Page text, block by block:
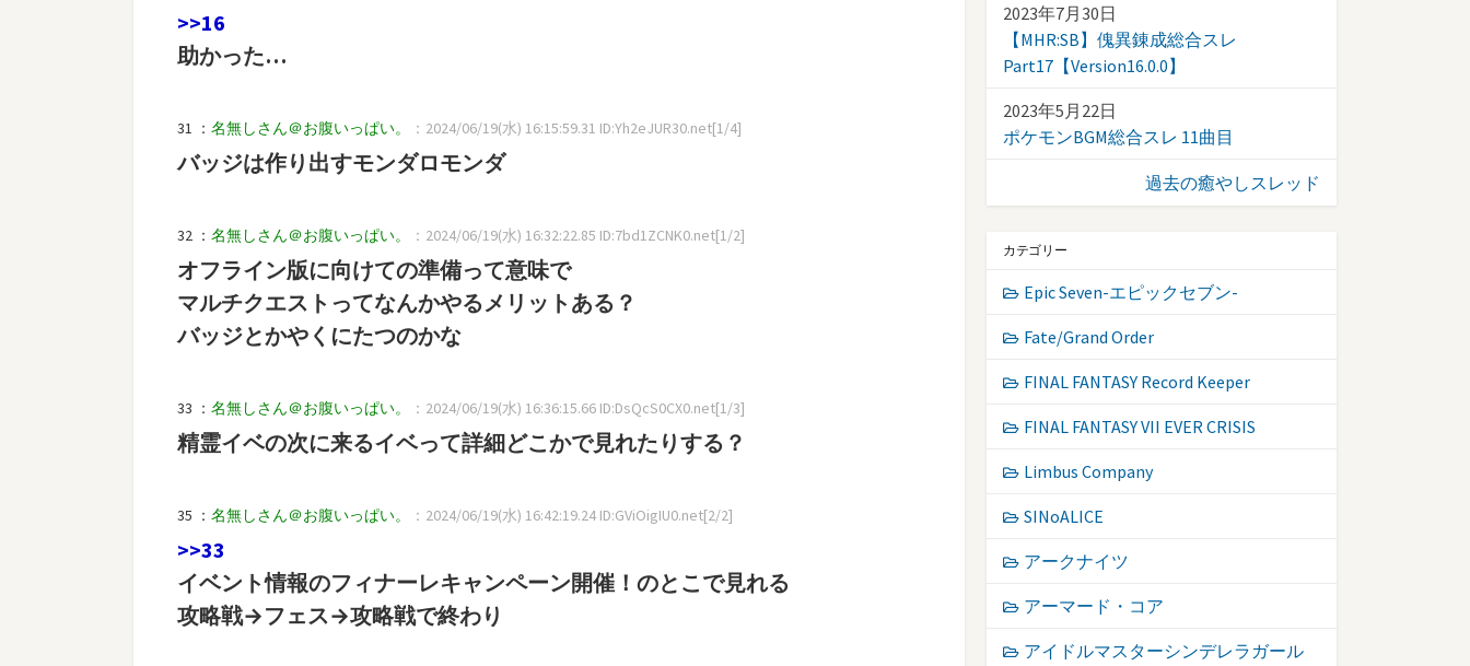
>>16
助かった…
31 ： 名無しさん＠お腹いっぱい。 ：2024/06/19(水) 16:15:59.31 ID:Yh2eJUR30.net[1/4]
バッジは作り出すモンダロモンダ
32 ： 名無しさん＠お腹いっぱい。 ：2024/06/19(水) 16:32:22.85 ID:7bd1ZCNK0.net[1/2]
オフライン版に向けての準備って意味で
マルチクエストってなんかやるメリットある？
バッジとかやくにたつのかな
33 ： 名無しさん＠お腹いっぱい。 ：2024/06/19(水) 16:36:15.66 ID:DsQcS0CX0.net[1/3]
精霊イベの次に来るイベって詳細どこかで見れたりする？
35 ： 名無しさん＠お腹いっぱい。 ：2024/06/19(水) 16:42:19.24 ID:GViOigIU0.net[2/2]
>>33
イベント情報のフィナーレキャンペーン開催！のとこで見れる
攻略戦→フェス→攻略戦で終わり
2023年7月30日
【MHR:SB】傀異錬成総合スレ
Part17【Version16.0.0】
2023年5月22日
ポケモンBGM総合スレ 11曲目
過去の癒やしスレッド
カテゴリー
Epic Seven-エピックセブン-
Fate/Grand Order
FINAL FANTASY Record Keeper
FINAL FANTASY VII EVER CRISIS
Limbus Company
SINoALICE
アークナイツ
アーマード・コア
アイドルマスターシンデレラガール